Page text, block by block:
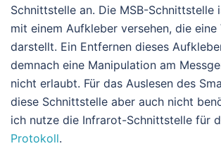
Schnittstelle an. Die MSB-Schnittstelle
mit einem Aufkleber versehen, die eine
darstellt. Ein Entfernen dieses
demnach eine Manipulation am
nicht erlaubt. Für das Auslesen des
diese Schnittstelle aber auch nicht
ich nutze die Infrarot-Schnittstelle für
Protokoll.